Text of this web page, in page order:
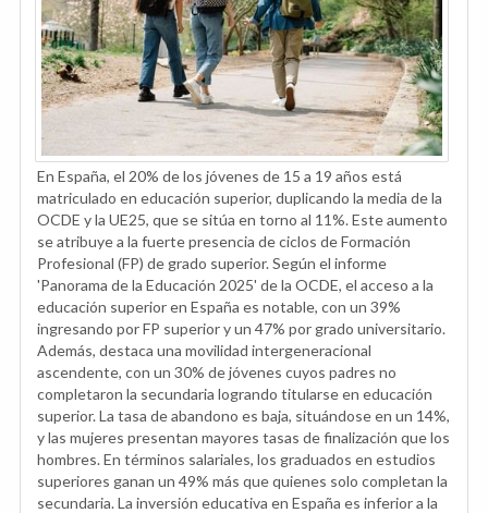
En España, el 20% de los jóvenes de 15 a 19 años está
matriculado en educación superior, duplicando la media de la
OCDE y la UE25, que se sitúa en torno al 11%. Este aumento
se atribuye a la fuerte presencia de ciclos de Formación
Profesional (FP) de grado superior. Según el informe
'Panorama de la Educación 2025' de la OCDE, el acceso a la
educación superior en España es notable, con un 39%
ingresando por FP superior y un 47% por grado universitario.
Además, destaca una movilidad intergeneracional
ascendente, con un 30% de jóvenes cuyos padres no
completaron la secundaria logrando titularse en educación
superior. La tasa de abandono es baja, situándose en un 14%,
y las mujeres presentan mayores tasas de finalización que los
hombres. En términos salariales, los graduados en estudios
superiores ganan un 49% más que quienes solo completan la
secundaria. La inversión educativa en España es inferior a la